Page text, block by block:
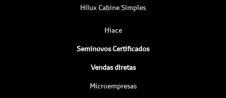
Hilux Cabine Simples
Hiace
Seminovos Certificados
Vendas diretas
Microempresas